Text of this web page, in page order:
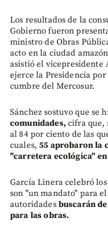
Los resultados de la
Gobierno fueron
ministro de Obras
acto en la ciudad
asistió el vicepresidente
ejerce la Presidencia
cumbre del Mercosur.
Sánchez sostuvo que se
comunidades, cifra que,
al 84 por ciento de las
cuales,55 aprobaron la
"carretera ecológica"
García Linera celebró
son "un mandato" para
autoridadesbuscarán
para las obras.